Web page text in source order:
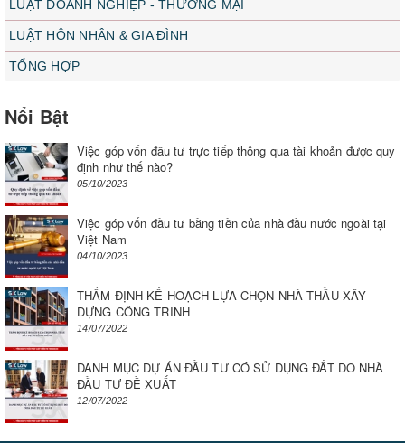
LUẬT DOANH NGHIỆP - THƯƠNG MẠI
LUẬT HÔN NHÂN & GIA ĐÌNH
TỔNG HỢP
Nổi Bật
Việc góp vốn đầu tư trực tiếp thông qua tài khoản được quy
định như thế nào?
05/10/2023
Việc góp vốn đầu tư bằng tiền của nhà đầu nước ngoài tại
Việt Nam
04/10/2023
THẨM ĐỊNH KẾ HOẠCH LỰA CHỌN NHÀ THẦU XÂY
DỰNG CÔNG TRÌNH
14/07/2022
DANH MỤC DỰ ÁN ĐẦU TƯ CÓ SỬ DỤNG ĐẤT DO NHÀ
ĐẦU TƯ ĐỀ XUẤT
12/07/2022